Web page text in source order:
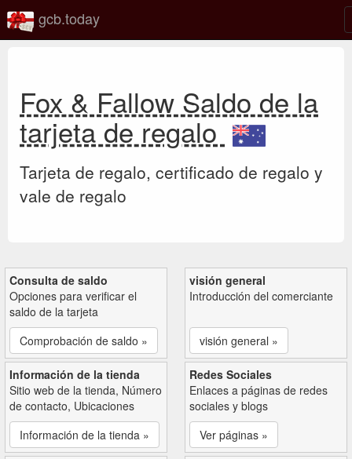
gcb.today
Fox & Fallow Saldo de la
tarjeta de regalo
Tarjeta de regalo, certificado de regalo y
vale de regalo
Consulta de saldo
Opciones para verificar el
saldo de la tarjeta
Comprobación de saldo »
visión general
Introducción del comerciante
visión general »
Información de la tienda
Sitio web de la tienda, Número
de contacto, Ubicaciones
Información de la tienda »
Redes Sociales
Enlaces a páginas de redes
sociales y blogs
Ver páginas »